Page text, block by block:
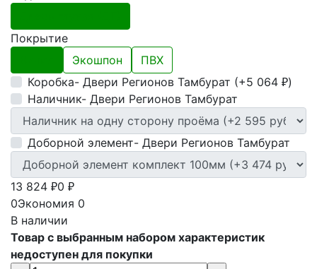
Покрытие
Экошпон
ПВХ
Коробка- Двери Регионов Тамбурат (+5 064 ₽)
Наличник- Двери Регионов Тамбурат
Доборной элемент- Двери Регионов Тамбурат
13 824 ₽0 ₽
0Экономия 0
В наличии
Товар с выбранным набором характеристик
недоступен для покупки